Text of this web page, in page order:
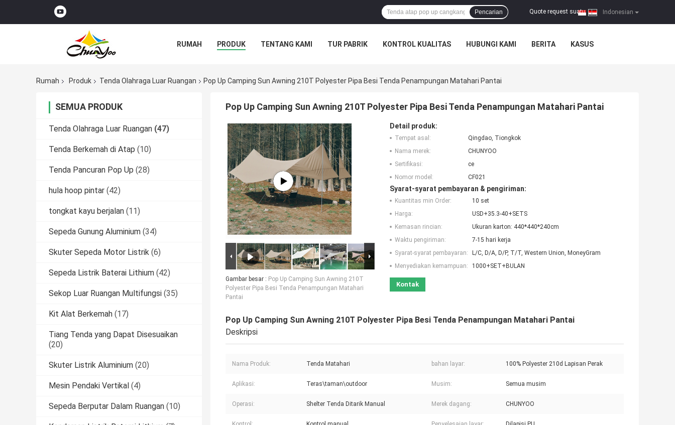
Indonesian
Quote request suatu |
Pencarian
RUMAH PRODUK TENTANG KAMI TUR PABRIK KONTROL KUALITAS HUBUNGI KAMI BERITA KASUS
Rumah Produk Tenda Olahraga Luar Ruangan Pop Up Camping Sun Awning 210T Polyester Pipa Besi Tenda Penampungan Matahari Pantai
SEMUA PRODUK
Tenda Olahraga Luar Ruangan (47)
Tenda Berkemah di Atap (10)
Tenda Pancuran Pop Up (28)
hula hoop pintar (42)
tongkat kayu berjalan (11)
Sepeda Gunung Aluminium (34)
Skuter Sepeda Motor Listrik (6)
Sepeda Listrik Baterai Lithium (42)
Sekop Luar Ruangan Multifungsi (35)
Kit Alat Berkemah (17)
Tiang Tenda yang Dapat Disesuaikan
(20)
Skuter Listrik Aluminium (20)
Mesin Pendaki Vertikal (4)
Sepeda Berputar Dalam Ruangan (10)
Pop Up Camping Sun Awning 210T Polyester Pipa Besi Tenda Penampungan Matahari Pantai
Gambar besar : Pop Up Camping Sun Awning 210T
Polyester Pipa Besi Tenda Penampungan Matahari
Pantai
Detail produk:
Tempat asal:
Qingdao, Tiongkok
Nama merek:
CHUNYOO
Sertifikasi:
ce
Nomor model:
CF021
Syarat-syarat pembayaran & pengiriman:
Kuantitas min Order:
10 set
Harga:
USD+35.3-40+SETS
Kemasan rincian:
Ukuran karton: 440*440*240cm
Waktu pengiriman:
7-15 hari kerja
Syarat-syarat pembayaran:
L/C, D/A, D/P, T/T, Western Union, MoneyGram
Menyediakan kemampuan:
1000+SET+BULAN
Kontak
Pop Up Camping Sun Awning 210T Polyester Pipa Besi Tenda Penampungan Matahari Pantai
Deskripsi
Nama Produk: Tenda Matahari bahan layar: 100% Polyester 210d Lapisan Perak
Aplikasi: Teras\taman\outdoor Musim: Semua musim
Operasi: Shelter Tenda Ditarik Manual Merek dagang: CHUNYOO